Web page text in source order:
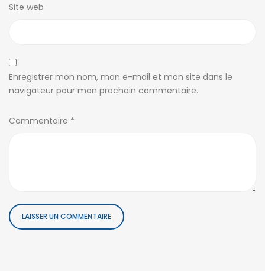
Site web
Enregistrer mon nom, mon e-mail et mon site dans le
navigateur pour mon prochain commentaire.
Commentaire *